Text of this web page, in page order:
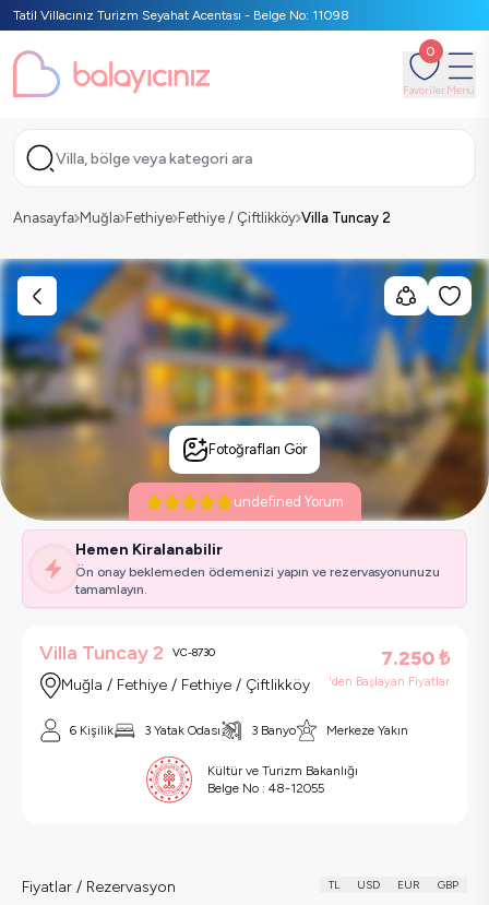
Tatil Villacınız Turizm Seyahat Acentası - Belge No: 11098
0
FavorilerMenü
Villa, bölge veya kategori ara
Anasayfa Muğla Fethiye Fethiye / Çiftlikköy Villa Tuncay 2
Fotoğrafları Gör
undefined Yorum
Hemen Kiralanabilir
Ön onay beklemeden ödemenizi yapın ve rezervasyonunuzu
tamamlayın.
Villa Tuncay 2 VC-8730
Muğla / Fethiye / Fethiye / Çiftlikköy
7.250₺
'den Başlayan Fiyatlar
6 Kişilik 3 Yatak Odası 3 Banyo Merkeze Yakın
Kültür ve Turizm Bakanlığı
Belge No : 48-12055
Fiyatlar / Rezervasyon TL USD EUR GBP